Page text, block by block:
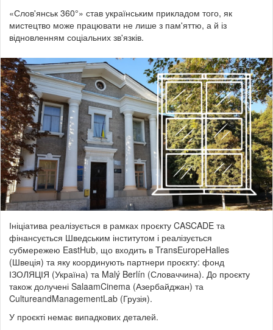
«Слов'янськ 360°» став українським прикладом того, як
мистецтво може працювати не лише з пам'яттю, а й із
відновленням соціальних зв'язків.
Ініціатива реалізується в рамках проєкту CASCADE та
фінансується Шведським інститутом і реалізується
субмережею EastHub, що входить в TransEuropeHalles
(Швеція) та яку координують партнери проєкту: фонд
ІЗОЛЯЦІЯ (Україна) та Malý Berlín (Словаччина). До проєкту
також долучені SalaamCinema (Азербайджан) та
CultureandManagementLab (Грузія).
У проєкті немає випадкових деталей.